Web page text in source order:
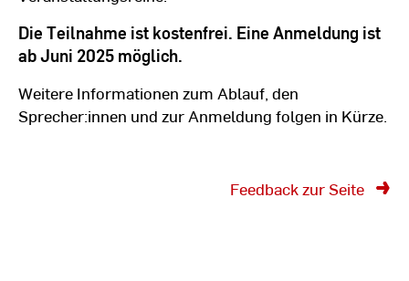
Die Teilnahme ist kostenfrei. Eine Anmeldung ist
ab Juni 2025 möglich.
Weitere Informationen zum Ablauf, den
Sprecher:innen und zur Anmeldung folgen in Kürze.
Feedback zur Seite